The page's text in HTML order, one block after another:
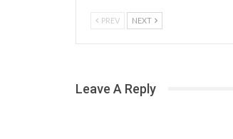
PREV NEXT
Leave A Reply